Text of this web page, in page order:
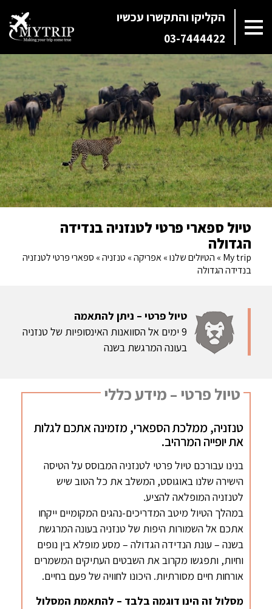
הקליקו והתקשרו עכשיו
03-7444422
טיול ספארי פרטי לטנזניה בנדידה
הגדולה
My trip
» הטיולים שלנו»אפריקה» טנזניה» ספארי פרטי לטנזניה
בנדידה הגדולה
טיול פרטי – ניתן להתאמה
9 ימים אל הסוואנות האינסופיות של טנזניה
בעונה המרגשת בשנה
טיול פרטי – מידע כללי
טנזניה, ממלכת הספארי, מזמינה אתכם לגלות
את יופייה המרהיב.
בנינו עבורכם טיול פרטי לטנזניה המבוסס על הטיסה
הישירה שלנו באוגוסט, המשלב את כל הטוב שיש
לטנזניה המופלאה להציע.
במהלך הטיול מיטב המדריכים-נהגים המקומיים ייקחו
אתכם אל השמורות היפות של טנזניה בעונה המרגשת
בשנה – עונת הנדידה הגדולה – מסע מופלא בין נופים
וחיות, ותפגשו מקרוב את השבטים העתיקים המשמרים
אורחות חיים מסורתיות. היכונו לחוויה של פעם בחיים.
מסלול זה הינו דוגמה בלבד – להתאמת המסלול